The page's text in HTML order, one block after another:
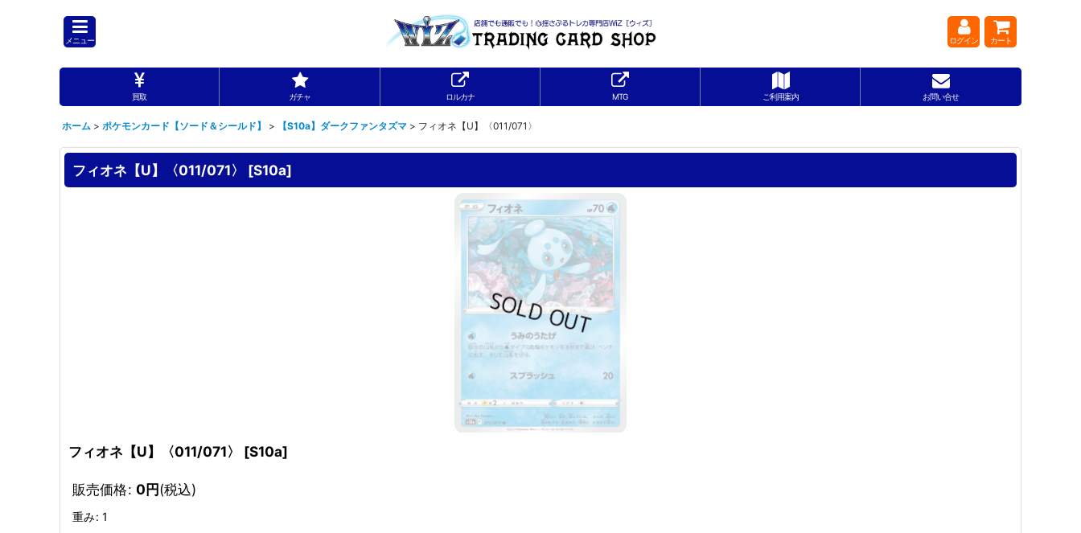
メニュー ログイン カート
買取 ガチャ ロルカナ MTG ご利用案内 お問い合せ
ホーム > ポケモンカード【ソード＆シールド】 > 【S10a】ダークファンタズマ > フィオネ【U】〈011/071〉
フィオネ【U】〈011/071〉 [S10a]
フィオネ【U】〈011/071〉 [S10a]
販売価格: 0円(税込)
重み: 1